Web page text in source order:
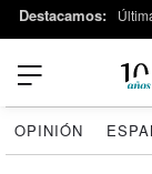
Destacamos:
OPINIÓN